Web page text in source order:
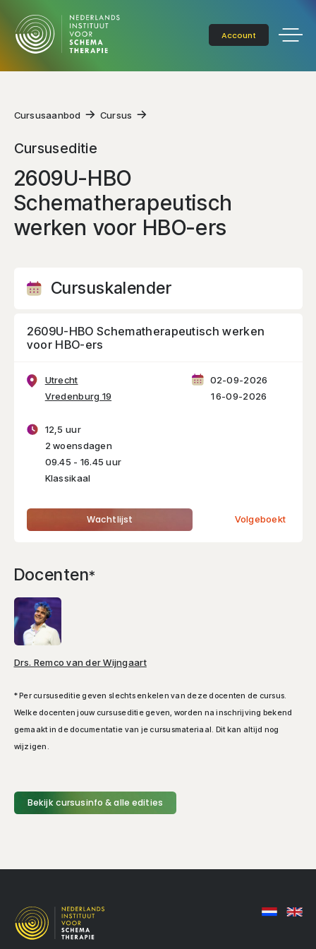
Account
Cursusaanbod Cursus
Cursuseditie
2609U-HBO
Schematherapeutisch
werken voor HBO-ers
Cursuskalender
2609U-HBO Schematherapeutisch werken
voor HBO-ers
Utrecht
Vredenburg 19
12,5 uur
2 woensdagen
09.45 - 16.45 uur
Klassikaal
Wachtlijst
02-09-2026
16-09-2026
Voornaam
Achternaam
E-mail
Volgeboekt
Docenten*
Drs. Remco van der Wijngaart
* Per cursuseditie geven slechts enkelen van deze docenten de cursus.
Welke docenten jouw cursuseditie geven, worden na inschrijving bekend
gemaakt in de documentatie van je cursusmateriaal. Dit kan altijd nog
wijzigen.
Bekijk cursusinfo & alle edities